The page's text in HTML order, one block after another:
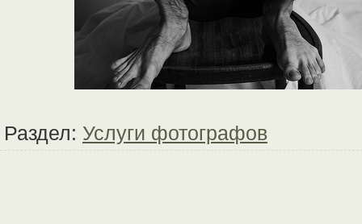
Раздел: Услуги фотографов